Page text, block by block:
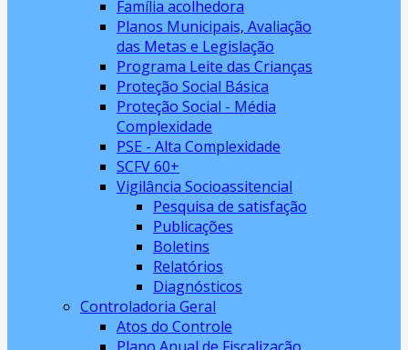
Família acolhedora
Planos Municipais, Avaliação
das Metas e Legislação
Programa Leite das Crianças
Proteção Social Básica
Proteção Social - Média
Complexidade
PSE - Alta Complexidade
SCFV 60+
Vigilância Socioassitencial
Pesquisa de satisfação
Publicações
Boletins
Relatórios
Diagnósticos
Controladoria Geral
Atos do Controle